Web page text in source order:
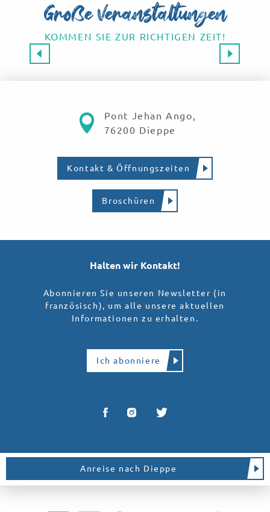
Große Veranstaltungen
KOMMEN SIE ZUR RICHTIGEN ZEIT!
Pont Jehan Ango,
76200 Dieppe
Kontakt & Öffnungszeiten
Broschüren
Halten wir Kontakt!
Abonnieren Sie unseren Newsletter (in
französisch), um alle unsere aktuellen
Informationen zu erhalten.
Ich abonniere
Anreise nach Dieppe